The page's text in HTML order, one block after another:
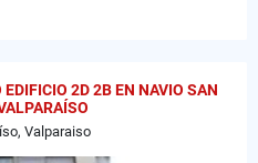
2D 2B EN NAVIO SAN
Valparaiso